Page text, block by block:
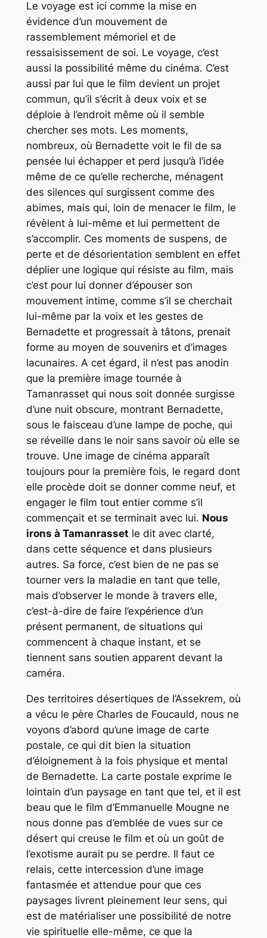
Le voyage est ici comme la mise en
évidence d’un mouvement de
rassemblement mémoriel et de
ressaisissement de soi. Le voyage, c’est
aussi la possibilité même du cinéma. C’est
aussi par lui que le film devient un projet
commun, qu’il s’écrit à deux voix et se
déploie à l’endroit même où il semble
chercher ses mots. Les moments,
nombreux, où Bernadette voit le fil de sa
pensée lui échapper et perd jusqu’à l’idée
même de ce qu’elle recherche, ménagent
des silences qui surgissent comme des
abimes, mais qui, loin de menacer le film, le
révèlent à lui-même et lui permettent de
s’accomplir. Ces moments de suspens, de
perte et de désorientation semblent en effet
déplier une logique qui résiste au film, mais
c’est pour lui donner d’épouser son
mouvement intime, comme s’il se cherchait
lui-même par la voix et les gestes de
Bernadette et progressait à tâtons, prenait
forme au moyen de souvenirs et d’images
lacunaires. A cet égard, il n’est pas anodin
que la première image tournée à
Tamanrasset qui nous soit donnée surgisse
d’une nuit obscure, montrant Bernadette,
sous le faisceau d’une lampe de poche, qui
se réveille dans le noir sans savoir où elle se
trouve. Une image de cinéma apparaît
toujours pour la première fois, le regard dont
elle procède doit se donner comme neuf, et
engager le film tout entier comme s’il
commençait et se terminait avec lui. Nous
irons à Tamanrasset le dit avec clarté,
dans cette séquence et dans plusieurs
autres. Sa force, c’est bien de ne pas se
tourner vers la maladie en tant que telle,
mais d’observer le monde à travers elle,
c’est-à-dire de faire l’expérience d’un
présent permanent, de situations qui
commencent à chaque instant, et se
tiennent sans soutien apparent devant la
caméra.
Des territoires désertiques de l’Assekrem, où
a vécu le père Charles de Foucauld, nous ne
voyons d’abord qu’une image de carte
postale, ce qui dit bien la situation
d’éloignement à la fois physique et mental
de Bernadette. La carte postale exprime le
lointain d’un paysage en tant que tel, et il est
beau que le film d’Emmanuelle Mougne ne
nous donne pas d’emblée de vues sur ce
désert qui creuse le film et où un goût de
l’exotisme aurait pu se perdre. Il faut ce
relais, cette intercession d’une image
fantasmée et attendue pour que ces
paysages livrent pleinement leur sens, qui
est de matérialiser une possibilité de notre
vie spirituelle elle-même, ce que la